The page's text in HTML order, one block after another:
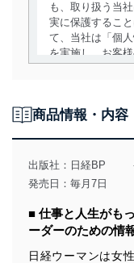
も、取り扱う当
実に保護するこ
て、当社は「個
を実施し、お客
用目的を明確に
達成に必要な範
得・利用・提供
個人情報は、同
みを確実にする
ます。また、目
措置を講じます。
商品情報・内容
出版社： 日経BP
発売日：毎月7日
■ 仕事と人生がも
ーダーのための情
日経ウーマンは女